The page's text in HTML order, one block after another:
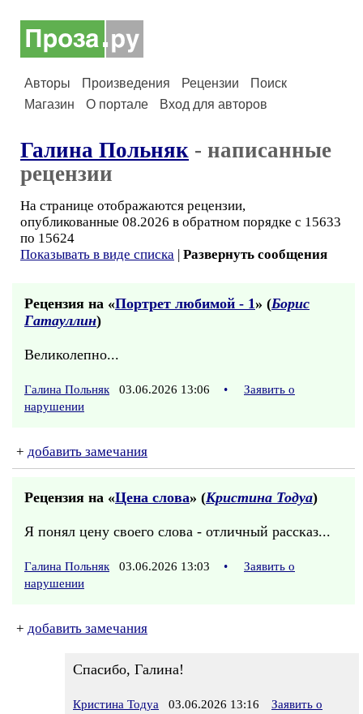
Авторы Произведения Рецензии
Поиск
Магазин
О портале Вход для авторов
Галина Польняк - написанные
рецензии
На странице отображаются рецензии,
опубликованные 08.2026 в обратном порядке с 15633
по 15624
Показывать в виде списка | Развернуть сообщения
Рецензия на «Портрет любимой - 1» (Борис
Гатауллин)
Великолепно...
Галина Польняк 03.06.2026 13:06 •
Заявить о
нарушении
+ добавить замечания
Рецензия на «Цена слова» (Кристина Тодуа)
Я понял цену своего слова - отличный рассказ...
Галина Польняк 03.06.2026 13:03 •
Заявить о
нарушении
+ добавить замечания
Спасибо, Галина!
Кристина Тодуа 03.06.2026 13:16
Заявить о